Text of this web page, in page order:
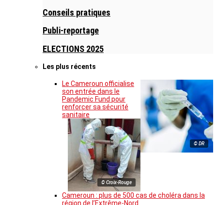
Conseils pratiques
Publi-reportage
ELECTIONS 2025
Les plus récents
© DR
Le Cameroun officialise
son entrée dans le
Pandemic Fund pour
renforcer sa sécurité
sanitaire
© Croix-Rouge
Cameroun : plus de 500 cas de choléra dans la
région de l’Extrême-Nord